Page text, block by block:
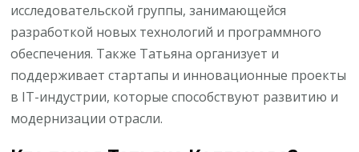
исследовательской группы, занимающейся
разработкой новых технологий и программного
обеспечения. Также Татьяна организует и
поддерживает стартапы и инновационные проекты
в IT-индустрии, которые способствуют развитию и
модернизации отрасли.